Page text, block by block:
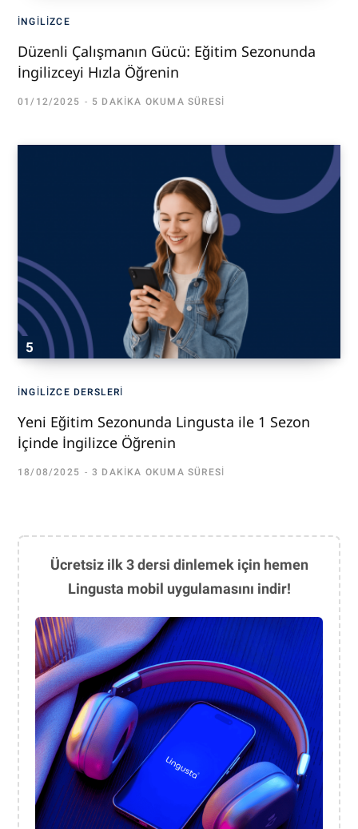
İNGILIZCE
Düzenli Çalışmanın Gücü: Eğitim Sezonunda
İngilizceyi Hızla Öğrenin
01/12/2025 5 DAKIKA OKUMA SÜRESI
İNGILIZCE DERSLERI
Yeni Eğitim Sezonunda Lingusta ile 1 Sezon
İçinde İngilizce Öğrenin
18/08/2025 3 DAKIKA OKUMA SÜRESI
Ücretsiz ilk 3 dersi dinlemek için hemen
Lingusta mobil uygulamasını indir!